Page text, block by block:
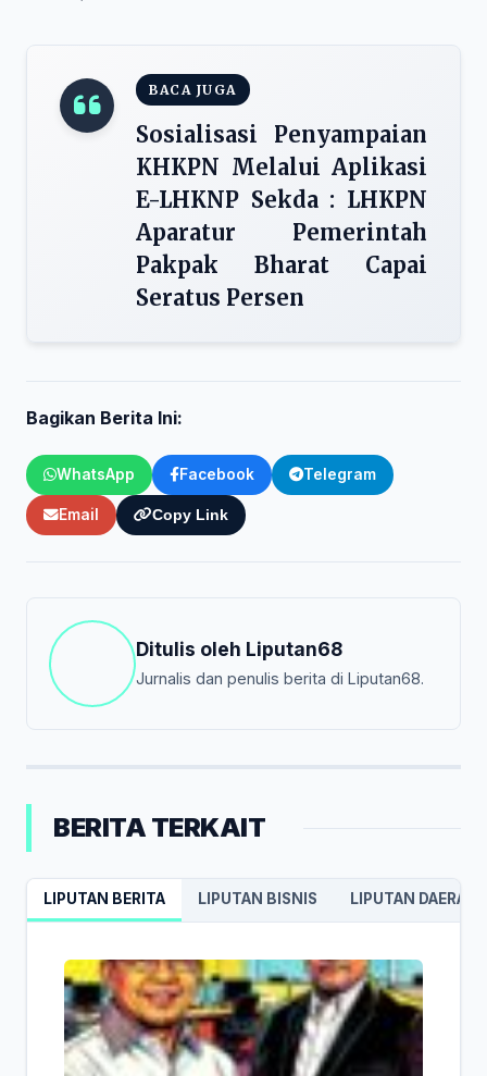
BACA JUGA
Sosialisasi Penyampaian
KHKPN Melalui Aplikasi
E-LHKNP Sekda : LHKPN
Aparatur Pemerintah
Pakpak Bharat Capai
Seratus Persen
Bagikan Berita Ini:
WhatsApp Facebook Telegram
Email Copy Link
Ditulis oleh Liputan68
Jurnalis dan penulis berita di Liputan68.
BERITA TERKAIT
LIPUTAN BERITA LIPUTAN BISNIS LIPUTAN DAERAH